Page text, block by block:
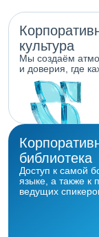
культура
Мы создаём
и доверия, где
библиотека
Доступ к самой
языке, а также к
ведущих